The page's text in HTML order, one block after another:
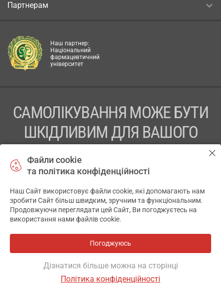
Партнерам
Наш партнер:
Національний
фармацевтичний
університет
САМОЛІКУВАННЯ МОЖЕ БУТИ
ШКІДЛИВИМ ДЛЯ ВАШОГО
ПЕРЕД ЗАСТОСУВАННЯМ ПРЕПАРАТУ ПРОКОНСУЛЬТУЙТЕСЬ
ТОВ «АПТЕКА 911.ЮА» Код ЄДРПОУ 43631965.
Відмова від відповідальності
© 2014-2026. Медична інформаційна система АПТЕКА911.ЮА
Файли cookie
та політика конфіденційності
Наш Сайт використовує файли cookie, які допомагають нам
зробити Сайт більш швидким, зручним та функціональним.
Продовжуючи переглядати цей Сайт, Ви погоджуєтесь на
використання нами файлів cookie.
Погоджуюсь
Дізнатися більше можна на сторінці
Політика конфіденційності
✕